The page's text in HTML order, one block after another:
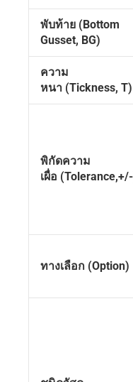
พับท้าย (Bottom
Gusset, BG)
ความ
หนา (Tickness, T)
พิกัดความ
เผื่อ
ทางเลือก (Option)